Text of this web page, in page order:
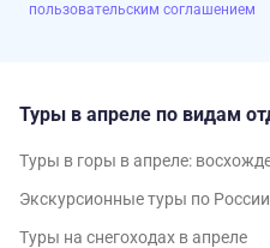
пользовательским соглашением
Туры в апреле по видам
Туры в горы в апреле:
Экскурсионные туры по
Туры на снегоходах в апреле